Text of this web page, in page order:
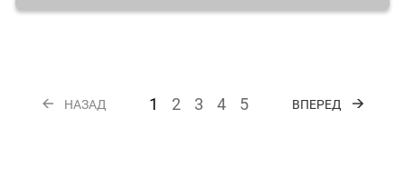
НАЗАД 1 2 3 4 5 ВПЕРЕД